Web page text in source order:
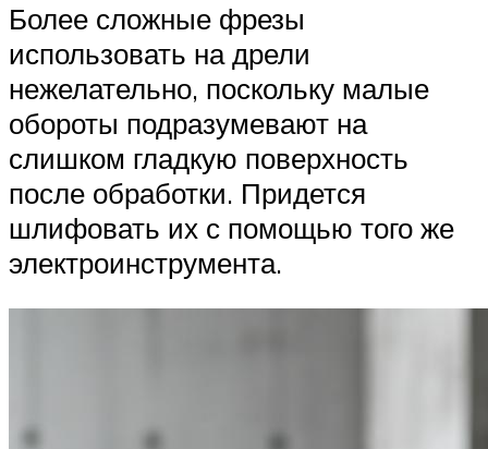
Более сложные фрезы
использовать на дрели
нежелательно, поскольку малые
обороты подразумевают на
слишком гладкую поверхность
после обработки. Придется
шлифовать их с помощью того же
электроинструмента.